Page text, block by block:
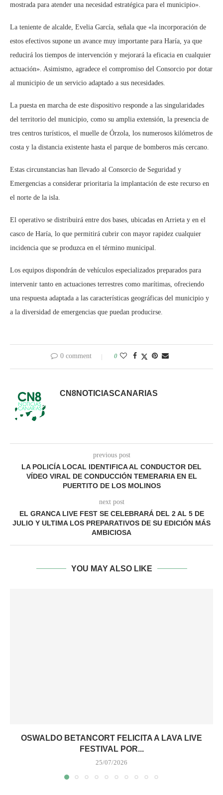
mostrada para atender una necesidad estratégica para el municipio».
La teniente de alcalde, Evelia García, señala que «la incorporación de
estos efectivos supone un avance muy importante para Haría, ya que
reducirá los tiempos de intervención y mejorará la eficacia en cualquier
actuación». Asimismo, agradece el compromiso del Consorcio por dotar
al municipio de un servicio adaptado a sus necesidades.
La puesta en marcha de este dispositivo responde a las singularidades
del territorio del municipio, como su amplia extensión, la presencia de
tres centros turísticos, el muelle de Órzola, los numerosos kilómetros de
costa y la distancia existente hasta el parque de bomberos más cercano.
Estas circunstancias han llevado al Consorcio de Seguridad y
Emergencias a considerar prioritaria la implantación de este recurso en
el norte de la isla.
El operativo se distribuirá entre dos bases, ubicadas en Arrieta y en el
casco de Haría, lo que permitirá cubrir con mayor rapidez cualquier
incidencia que se produzca en el término municipal.
Los equipos dispondrán de vehículos especializados preparados para
intervenir tanto en actuaciones terrestres como marítimas, ofreciendo
una respuesta adaptada a las características geográficas del municipio y
a la diversidad de emergencias que puedan producirse.
0 comment 0
CN8NOTICIASCANARIAS
previous post
LA POLICÍA LOCAL IDENTIFICA AL CONDUCTOR DEL
VÍDEO VIRAL DE CONDUCCIÓN TEMERARIA EN EL
PUERTITO DE LOS MOLINOS
next post
EL GRANCA LIVE FEST SE CELEBRARÁ DEL 2 AL 5 DE
JULIO Y ULTIMA LOS PREPARATIVOS DE SU EDICIÓN MÁS
AMBICIOSA
YOU MAY ALSO LIKE
OSWALDO BETANCORT FELICITA A LAVA LIVE
FESTIVAL POR...
25/07/2026